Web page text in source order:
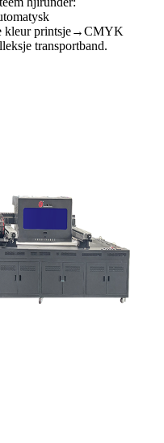
kleur printsje→CMYK
transportband.